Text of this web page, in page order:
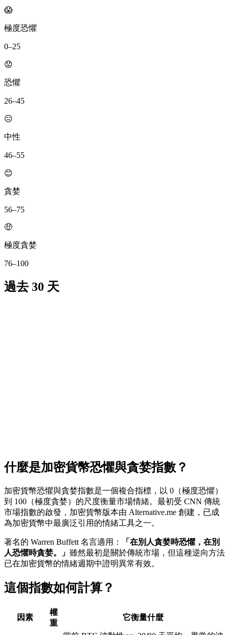
😱
極度恐懼
0–25
😟
恐懼
26–45
😐
中性
46–55
😊
貪婪
56–75
🤑
極度貪婪
76–100
過去 30 天
什麼是加密貨幣恐懼與貪婪指數？
加密貨幣恐懼與貪婪指數是一個複合指標，以 0（極度恐懼）
到 100（極度貪婪）的尺度衡量市場情緒。最初受 CNN 傳統
市場指數的啟發，加密貨幣版本由 Alternative.me 創建，已成
為加密貨幣中最廣泛引用的情緒工具之一。
著名的 Warren Buffett 名言適用：
「在別人貪婪時恐懼，在別
人恐懼時貪婪。」 雖然最初是關於傳統市場，但這種逆向方法
已在加密貨幣的情緒週期中證明異常有效。
這個指數如何計算？
因素
權
重
它衡量什麼